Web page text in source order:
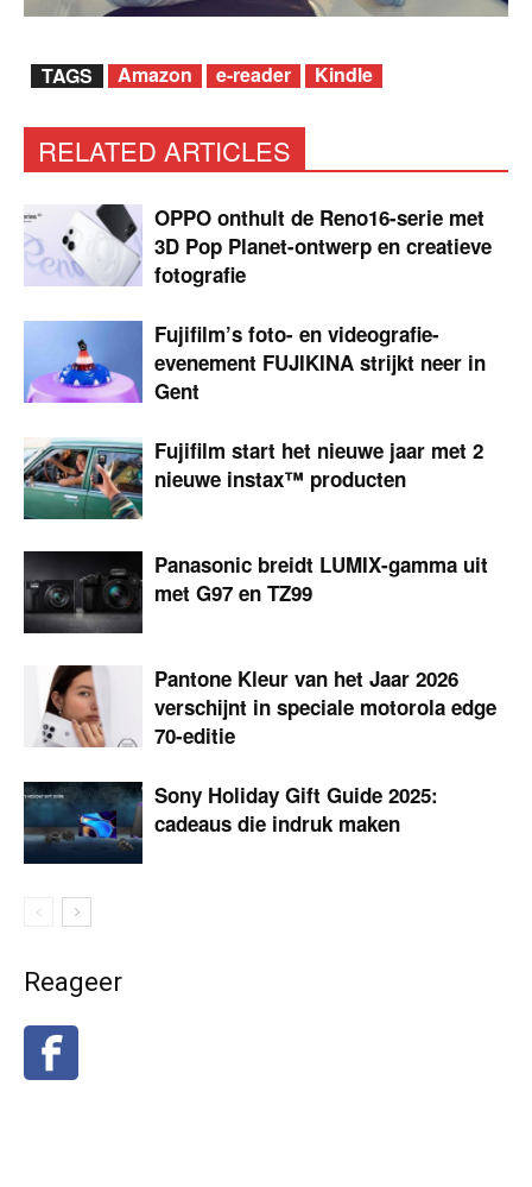
TAGS Amazon e-reader Kindle
RELATED ARTICLES
OPPO onthult de Reno16-serie met
3D Pop Planet-ontwerp en creatieve
fotografie
Fujifilm’s foto- en videografie-
evenement FUJIKINA strijkt neer in
Gent
Fujifilm start het nieuwe jaar met 2
nieuwe instax™ producten
Panasonic breidt LUMIX-gamma uit
met G97 en TZ99
Pantone Kleur van het Jaar 2026
verschijnt in speciale motorola edge
70-editie
Sony Holiday Gift Guide 2025:
cadeaus die indruk maken
Reageer